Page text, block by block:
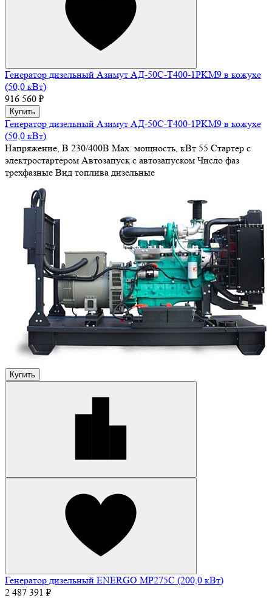
Генератор дизельный Азимут АД-50С-Т400-1РKМ9 в кожухе
(50,0 кВт)
916 560 ₽
Купить
Генератор дизельный Азимут АД-50С-Т400-1РKМ9 в кожухе
(50,0 кВт)
Напряжение, В 230/400В Max. мощность, кВт 55 Стартер с
электростартером Автозапуск с автозапуском Число фаз
трехфазные Вид топлива дизельные
Купить
Генератор дизельный ENERGO MP275C (200,0 кВт)
2 487 391 ₽